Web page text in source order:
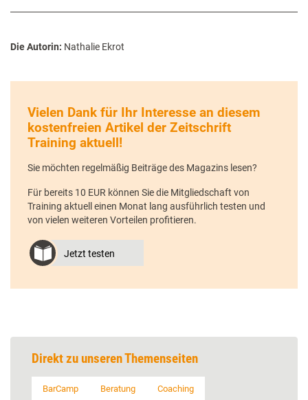
Die Autorin: Nathalie Ekrot
Vielen Dank für Ihr Interesse an diesem
kostenfreien Artikel der Zeitschrift
Training aktuell!
Sie möchten regelmäßig Beiträge des Magazins lesen?
Für bereits 10 EUR können Sie die Mitgliedschaft von
Training aktuell einen Monat lang ausführlich testen und
von vielen weiteren Vorteilen profitieren.
Jetzt testen
Direkt zu unseren Themenseiten
BarCamp Beratung Coaching